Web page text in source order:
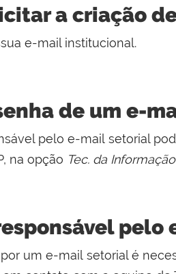
a criação
e-mail institucional.
de um e-
pelo e-mail setorial
na opção Tec. da
pelo
um e-mail setorial é